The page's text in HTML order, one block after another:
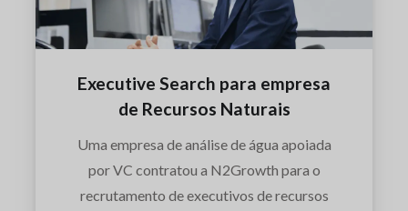
Executive Search para empresa
de Recursos Naturais
Uma empresa de análise de água apoiada
por VC contratou a N2Growth para o
recrutamento de executivos de recursos